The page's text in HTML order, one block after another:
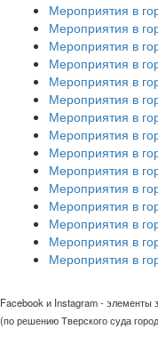
Мероприятия в
Мероприятия в
Мероприятия в
Мероприятия в
Мероприятия в
Мероприятия в
Мероприятия в
Мероприятия в
Мероприятия в
Мероприятия в
Мероприятия в
Мероприятия в
Мероприятия в
Мероприятия в
Мероприятия в
Facebook и Instagram - элементы
(по решению Тверского суда